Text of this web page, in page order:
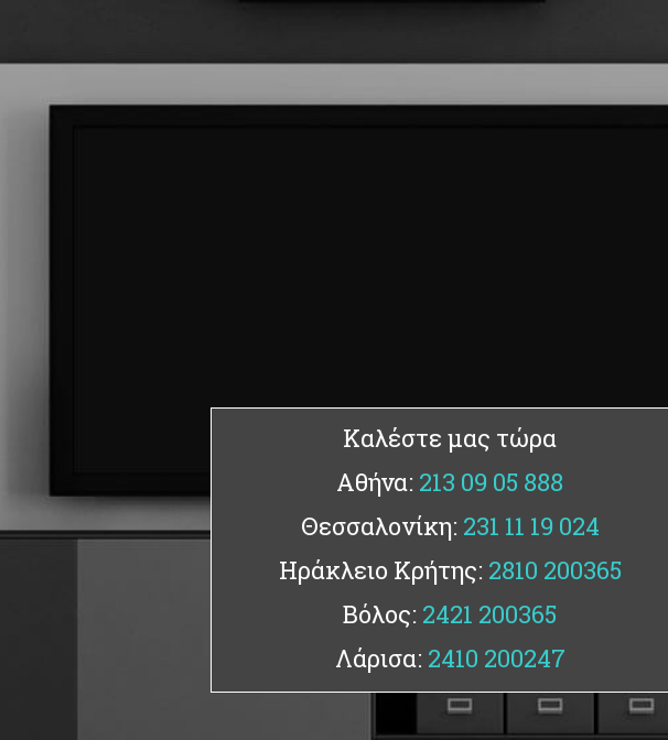
Καλέστε μας τώρα
Αθήνα: 213 09 05 888
Θεσσαλονίκη: 231 11 19 024
Ηράκλειο Κρήτης: 2810 200365
Βόλος: 2421 200365
Λάρισα: 2410 200247